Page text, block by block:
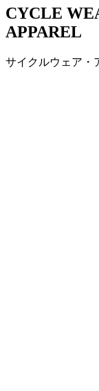
CYCLE
APPAREL
サイクルウェア・